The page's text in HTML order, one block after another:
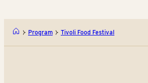
Program Tivoli Food Festival